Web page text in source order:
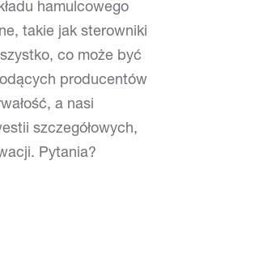
hamulcowego
takie jak sterowniki
co może być
producentów
a nasi
szczegółowych,
Pytania?